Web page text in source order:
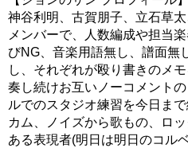
神谷利明、古賀朋子、立石草
メンバーで、人数編成や担当
びNG、音楽用語無し、譜面無
し、それぞれが殴り書きのメ
奏し続けお互いノーコメント
ルでのスタジオ練習を今日ま
カム、ノイズから歌もの、ロ
ある表現者(明日は明日のコル